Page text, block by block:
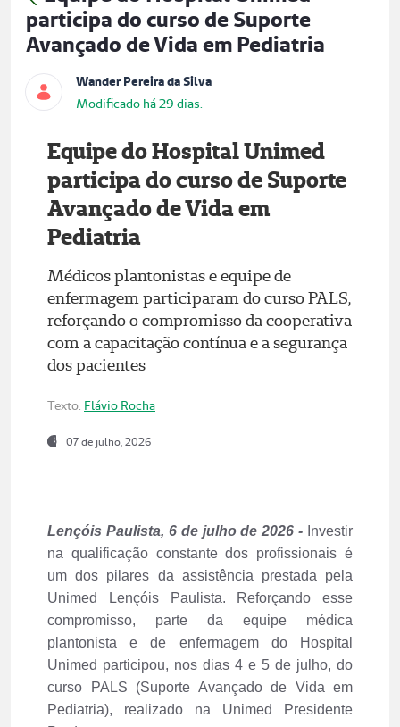
Equipe do Hospital Unimed
participa do curso de Suporte
Avançado de Vida em Pediatria
Equipe do Hospital Unimed
participa do curso de Suporte
Avançado de Vida em
Pediatria
Médicos plantonistas e equipe de
enfermagem participaram do curso PALS,
reforçando o compromisso da cooperativa
com a capacitação contínua e a segurança
dos pacientes
Texto:Flávio Rocha
Lençóis Paulista, 6 de julho de 2026 -
na qualificação constante dos profissionais é
um dos pilares da assistência prestada pela
Unimed Lençóis Paulista. Reforçando esse
compromisso, parte da equipe médica
plantonista e de enfermagem do Hospital
Unimed participou, nos dias 4 e 5 de julho, do
curso PALS (Suporte Avançado de Vida em